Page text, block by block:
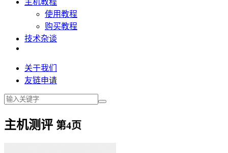
主机教程
使用教程
购买教程
技术杂谈
关于我们
友链申请
主机测评 第4页